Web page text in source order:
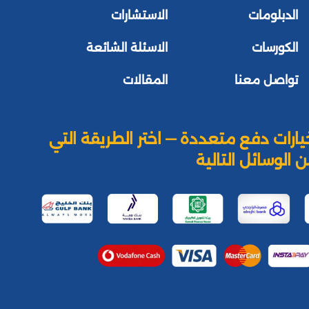
الدبلومات الاستشارات
الكورسات الاسئلة الشائعة
تواصل معنا المقالات
دفع متعددة — اختر الطريقة التي
الوسائل التالية